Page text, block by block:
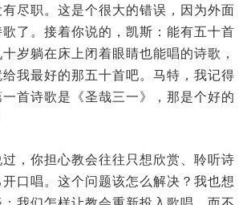
尽职。这是个很大的错误，因为外面
了。接着你说的，凯斯：能有五十首
岁躺在床上闭着眼睛也能唱的诗歌，
我最好的那五十首吧。马特，我记得
首诗歌是《圣哉三一》，那是个好的
，你担心教会往往只想欣赏、聆听诗
口唱。这个问题该怎么解决？我也想